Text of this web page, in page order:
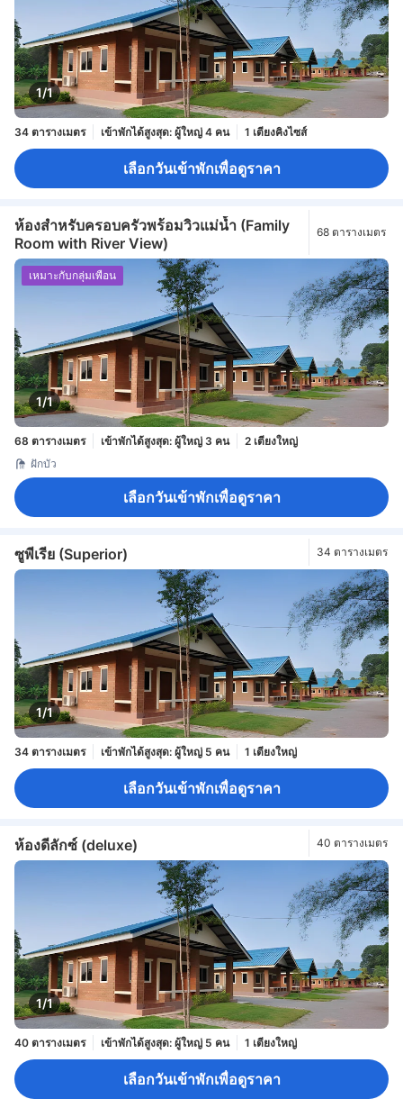
1/1
34 ตารางเมตร เข้าพักได้สูงสุด: ผู้ใหญ่ 4 คน 1 เตียงคิงไซส์
เลือกวันเข้าพักเพื่อดูราคา
ห้องสำหรับครอบครัวพร้อมวิวแม่น้ำ (Family
Room with River View)
68 ตารางเมตร
1/1
เหมาะกับกลุ่มเพื่อน
68 ตารางเมตร เข้าพักได้สูงสุด: ผู้ใหญ่ 3 คน
2 เตียงใหญ่
ฝักบัว
เลือกวันเข้าพักเพื่อดูราคา
ซูพีเรีย (Superior) 34 ตารางเมตร
1/1
34 ตารางเมตร เข้าพักได้สูงสุด: ผู้ใหญ่ 5 คน 1 เตียงใหญ่
เลือกวันเข้าพักเพื่อดูราคา
ห้องดีลักซ์ (deluxe) 40 ตารางเมตร
1/1
40 ตารางเมตร เข้าพักได้สูงสุด: ผู้ใหญ่ 5 คน 1 เตียงใหญ่
เลือกวันเข้าพักเพื่อดูราคา